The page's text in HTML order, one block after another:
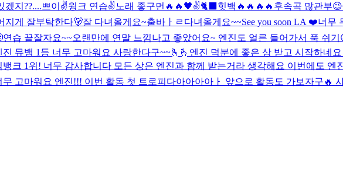
겠지??....쁘이✌️윙크 연습✌️노래 좋구먼🔥🔥 🖤✌️🐈‍⬛ 힛백🔥🔥🔥🔥 후속곡 많관부😉
지게 잘부탁한다🐻잘 다녀올게요~출바ㅏㄹ 다녀올게요~~See you soon LA ❤️너무
연습 끝잘자요~~오랜만에 연말 느낌나고 좋았어요~ 엔진도 얼른 들어가서 푹 쉬
진 뮤뱅 1등 너무 고마워요 사랑한다구~~🫰🫰 엔진 덕분에 좋은 상 받고 시작하네
뱅크 1위! 너무 감사합니다 모든 상은 엔진과 함께 받는거라 생각해요 이번에도
무 고마워요 엔진!!! 이번 활동 첫 트로피다아아아아ㅏ 앞으로 활동도 가보자구🔥